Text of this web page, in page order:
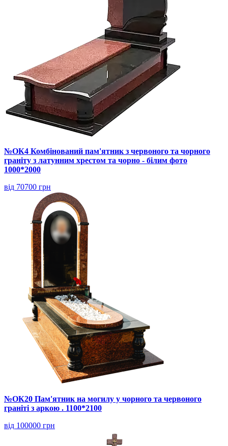
№ОК4 Комбінований пам'ятник з червоного та чорного
граніту з латунним хрестом та чорно - білим фото
1000*2000
від 70700 грн
№ОК20 Пам'ятник на могилу у чорного та червоного
граніті з аркою . 1100*2100
від 100000 грн